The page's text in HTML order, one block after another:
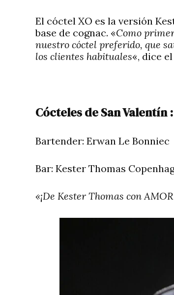
El cóctel XO es la versión
base de cognac. «Como
nuestro cóctel preferido, que
los clientes habituales«, dice el
Cócteles de San Valentín
Bartender: Erwan Le Bonniec
Bar: Kester Thomas
«¡De Kester Thomas con